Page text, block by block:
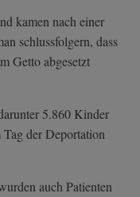
kamen nach einer
schlussfolgern, dass
Getto abgesetzt
5.860 Kinder
der Deportation
auch Patienten